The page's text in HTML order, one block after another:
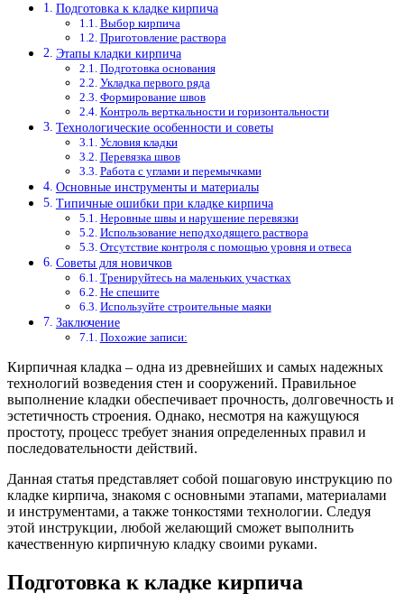
Подготовка к кладке кирпича
Выбор кирпича
Приготовление раствора
Этапы кладки кирпича
Подготовка основания
Укладка первого ряда
Формирование швов
Контроль верткальности и горизонтальности
Технологические особенности и советы
Условия кладки
Перевязка швов
Работа с углами и перемычками
Основные инструменты и материалы
Типичные ошибки при кладке кирпича
Неровные швы и нарушение перевязки
Использование неподходящего раствора
Отсутствие контроля с помощью уровня и отвеса
Советы для новичков
Тренируйтесь на маленьких участках
Не спешите
Используйте строительные маяки
Заключение
Похожие записи:
Кирпичная кладка – одна из древнейших и самых надежных
технологий возведения стен и сооружений. Правильное
выполнение кладки обеспечивает прочность, долговечность и
эстетичность строения. Однако, несмотря на кажущуюся
простоту, процесс требует знания определенных правил и
последовательности действий.
Данная статья представляет собой пошаговую инструкцию по
кладке кирпича, знакомя с основными этапами, материалами
и инструментами, а также тонкостями технологии. Следуя
этой инструкции, любой желающий сможет выполнить
качественную кирпичную кладку своими руками.
Подготовка к кладке кирпича